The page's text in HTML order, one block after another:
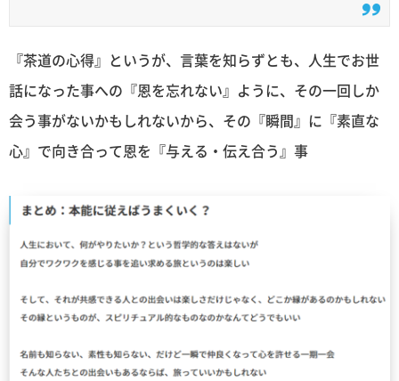
『茶道の心得』というが、言葉を知らずとも、人生でお世
話になった事への『恩を忘れない』ように、その一回しか
会う事がないかもしれないから、その『瞬間』に『素直な
心』で向き合って恩を『与える・伝え合う』事